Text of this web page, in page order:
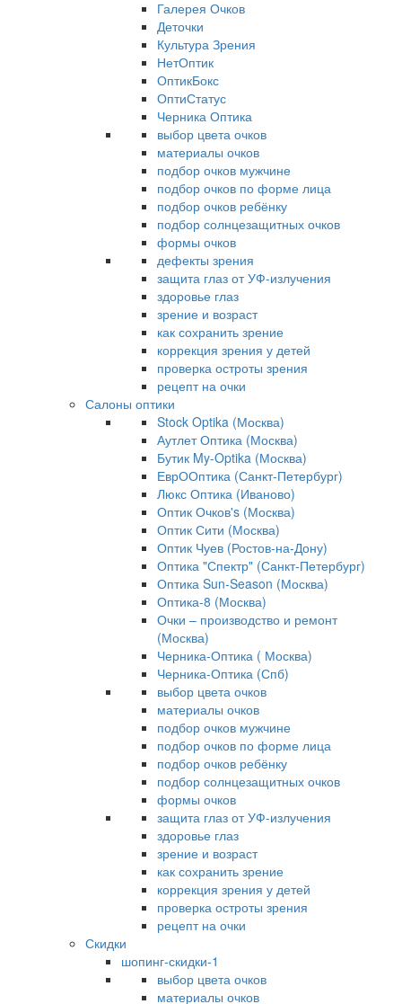
Галерея Очков
Деточки
Культура Зрения
НетОптик
ОптикБокс
ОптиСтатус
Черника Оптика
выбор цвета очков
материалы очков
подбор очков мужчине
подбор очков по форме лица
подбор очков ребёнку
подбор солнцезащитных очков
формы очков
дефекты зрения
защита глаз от УФ-излучения
здоровье глаз
зрение и возраст
как сохранить зрение
коррекция зрения у детей
проверка остроты зрения
рецепт на очки
Салоны оптики
Stock Optika (Москва)
Аутлет Оптика (Москва)
Бутик My-Optika (Москва)
ЕврООптика (Санкт-Петербург)
Люкс Оптика (Иваново)
Оптик Очков's (Москва)
Оптик Сити (Москва)
Оптик Чуев (Ростов-на-Дону)
Оптика "Спектр" (Санкт-Петербург)
Оптика Sun-Season (Москва)
Оптика-8 (Москва)
Очки – производство и ремонт
(Москва)
Черника-Оптика ( Москва)
Черника-Оптика (Спб)
выбор цвета очков
материалы очков
подбор очков мужчине
подбор очков по форме лица
подбор очков ребёнку
подбор солнцезащитных очков
формы очков
защита глаз от УФ-излучения
здоровье глаз
зрение и возраст
как сохранить зрение
коррекция зрения у детей
проверка остроты зрения
рецепт на очки
Скидки
шопинг-скидки-1
выбор цвета очков
материалы очков